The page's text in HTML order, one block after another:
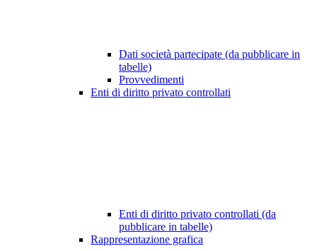
Dati società partecipate (da pubblicare in
tabelle)
Provvedimenti
Enti di diritto privato controllati
Enti di diritto privato controllati (da
pubblicare in tabelle)
Rappresentazione grafica